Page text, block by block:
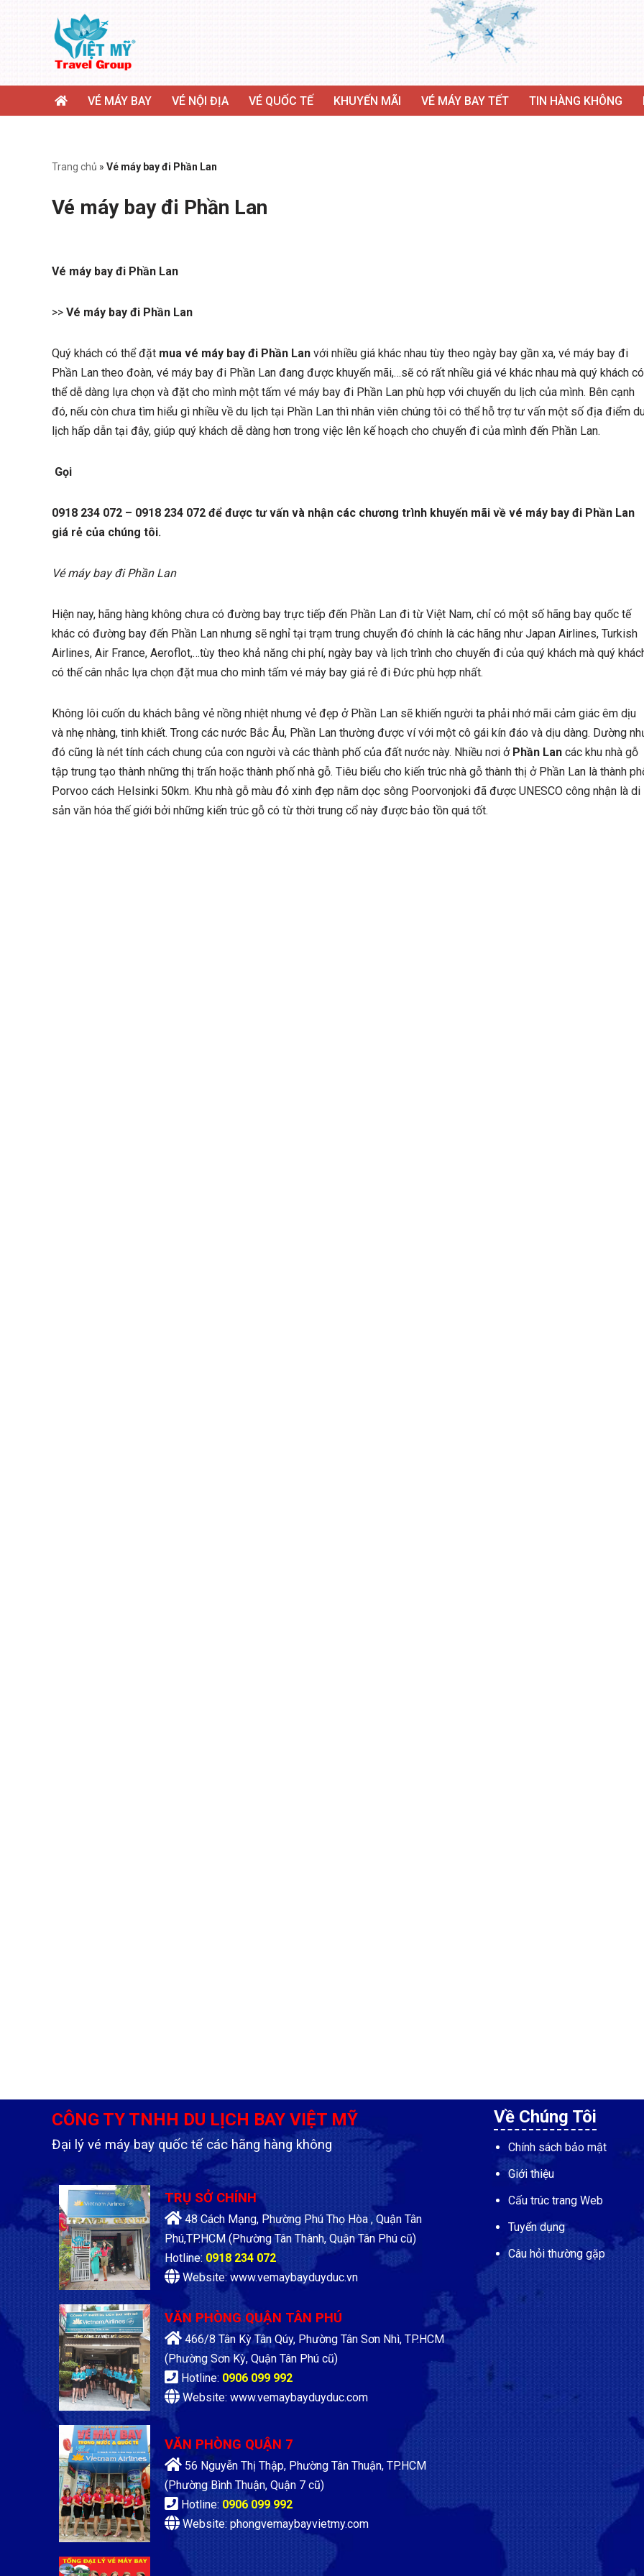
VÉ MÁY BAY VÉ NỘI ĐỊA VÉ QUỐC TẾ KHUYẾN MÃI VÉ MÁY BAY TẾT TIN HÀNG KHÔNG
Trang chủ » Vé máy bay đi Phần Lan
Vé máy bay đi Phần Lan
Vé máy bay đi Phần Lan
>> Vé máy bay đi Phần Lan
Quý khách có thể đặt mua vé máy bay đi Phần Lan với nhiều giá khác nhau tùy theo ngày bay gần xa, vé máy bay đi
Phần Lan theo đoàn, vé máy bay đi Phần Lan đang được khuyến mãi,…sẽ có rất nhiều giá vé khác nhau mà quý khách có
thể dễ dàng lựa chọn và đặt cho mình một tấm vé máy bay đi Phần Lan phù hợp với chuyến du lịch của mình. Bên cạnh
đó, nếu còn chưa tìm hiểu gì nhiều về du lịch tại Phần Lan thì nhân viên chúng tôi có thể hỗ trợ tư vấn một số địa điểm
lịch hấp dẫn tại đây, giúp quý khách dễ dàng hơn trong việc lên kế hoạch cho chuyến đi của mình đến Phần Lan.
Gọi
0918 234 072 – 0918 234 072 để được tư vấn và nhận các chương trình khuyến mãi về vé máy bay đi Phần Lan
giá rẻ của chúng tôi.
Vé máy bay đi Phần Lan
Hiện nay, hãng hàng không chưa có đường bay trực tiếp đến Phần Lan đi từ Việt Nam, chỉ có một số hãng bay quốc tế
khác có đường bay đến Phần Lan nhưng sẽ nghỉ tại trạm trung chuyển đó chính là các hãng như Japan Airlines, Turkish
Airlines, Air France, Aeroflot,…tùy theo khả năng chi phí, ngày bay và lịch trình cho chuyến đi của quý khách mà quý
có thế cân nhắc lựa chọn đặt mua cho mình tấm vé máy bay giá rẻ đi Đức phù hợp nhất.
Không lôi cuốn du khách bằng vẻ nồng nhiệt nhưng vẻ đẹp ở Phần Lan sẽ khiến người ta phải nhớ mãi cảm giác êm dịu
và nhẹ nhàng, tinh khiết. Trong các nước Bắc Âu, Phần Lan thường được ví với một cô gái kín đáo và dịu dàng. Dường
đó cũng là nét tính cách chung của con người và các thành phố của đất nước này. Nhiều nơi ở Phần Lan các khu nhà gỗ
tập trung tạo thành những thị trấn hoặc thành phố nhà gỗ. Tiêu biểu cho kiến trúc nhà gỗ thành thị ở Phần Lan là thành
Porvoo cách Helsinki 50km. Khu nhà gỗ màu đỏ xinh đẹp nằm dọc sông Poorvonjoki đã được UNESCO công nhận là di
sản văn hóa thế giới bởi những kiến trúc gỗ có từ thời trung cổ này được bảo tồn quá tốt.
CÔNG TY TNHH DU LỊCH BAY VIỆT MỸ
Đại lý vé máy bay quốc tế các hãng hàng không
TRỤ SỞ CHÍNH
48 Cách Mạng, Phường Phú Thọ Hòa , Quận Tân
Phú,TP.HCM(Phường Tân Thành, Quận Tân Phú cũ)
Hotline: 0918 234 072
Website: www.vemaybayduyduc.vn
VĂN PHÒNG QUẬN TÂN PHÚ
466/8 Tân Kỳ Tân Qúy, Phường Tân Sơn Nhì, TP.HCM
(Phường Sơn Kỳ, Quận Tân Phú cũ)
Hotline: 0906 099 992
Website: www.vemaybayduyduc.com
VĂN PHÒNG QUẬN 7
56 Nguyễn Thị Thập, Phường Tân Thuận, TP.HCM
(Phường Bình Thuận, Quận 7 cũ)
Hotline: 0906 099 992
Website: phongvemaybayvietmy.com
Về Chúng Tôi
Chính sách bảo mật
Giới thiệu
Cấu trúc trang Web
Tuyển dụng
Câu hỏi thường gặp